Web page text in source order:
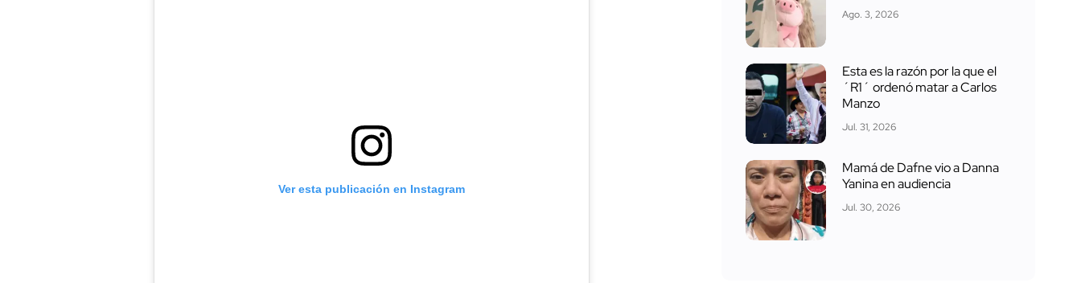
Ver esta publicación en Instagram
Ago. 3, 2026
Esta es la razón por la que el
´R1´ ordenó matar a Carlos
Manzo
Jul. 31, 2026
Mamá de Dafne vio a Danna
Yanina en audiencia
Jul. 30, 2026